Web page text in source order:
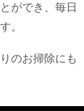
ができ、毎日
。
のお掃除にも